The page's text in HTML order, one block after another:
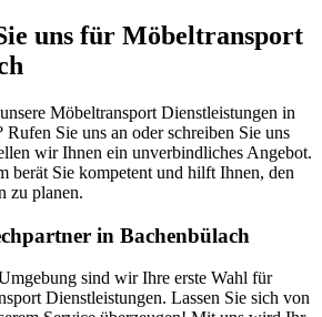
uns für Möbeltransport
Möbeltransport Dienstleistungen in
Rufen Sie uns an oder schreiben Sie uns
wir Ihnen ein unverbindliches Angebot.
berät Sie kompetent und hilft Ihnen, den
zu planen.
in Bachenbülach
sind wir Ihre erste Wahl für
Dienstleistungen. Lassen Sie sich von